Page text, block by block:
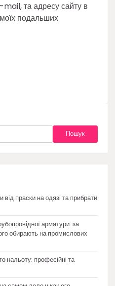
та адресу сайту в
подальших
Пошук
праски на одязі та прибрати
арматури: за
обирають на промислових
нальоту: професійні та